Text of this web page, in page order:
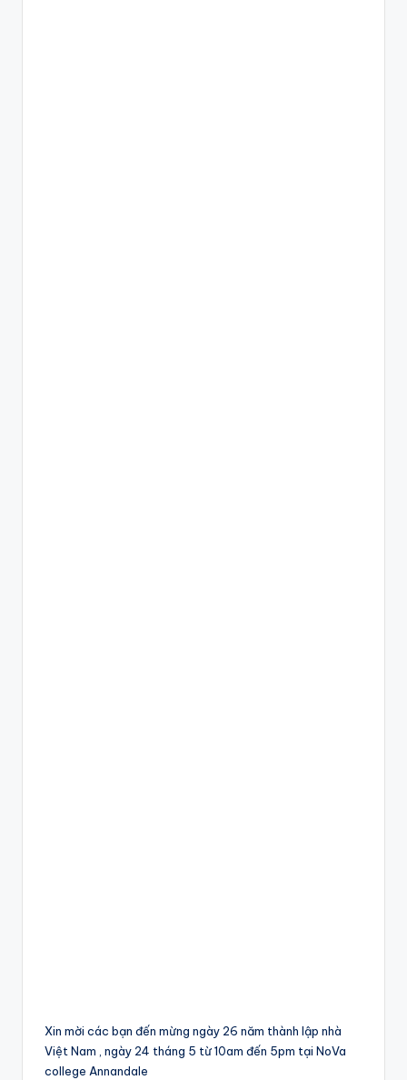
Xin mời các bạn đến mừng ngày 26 năm thành lập nhà
Việt Nam , ngày 24 tháng 5 từ 10am đến 5pm tại NoVa
college Annandale